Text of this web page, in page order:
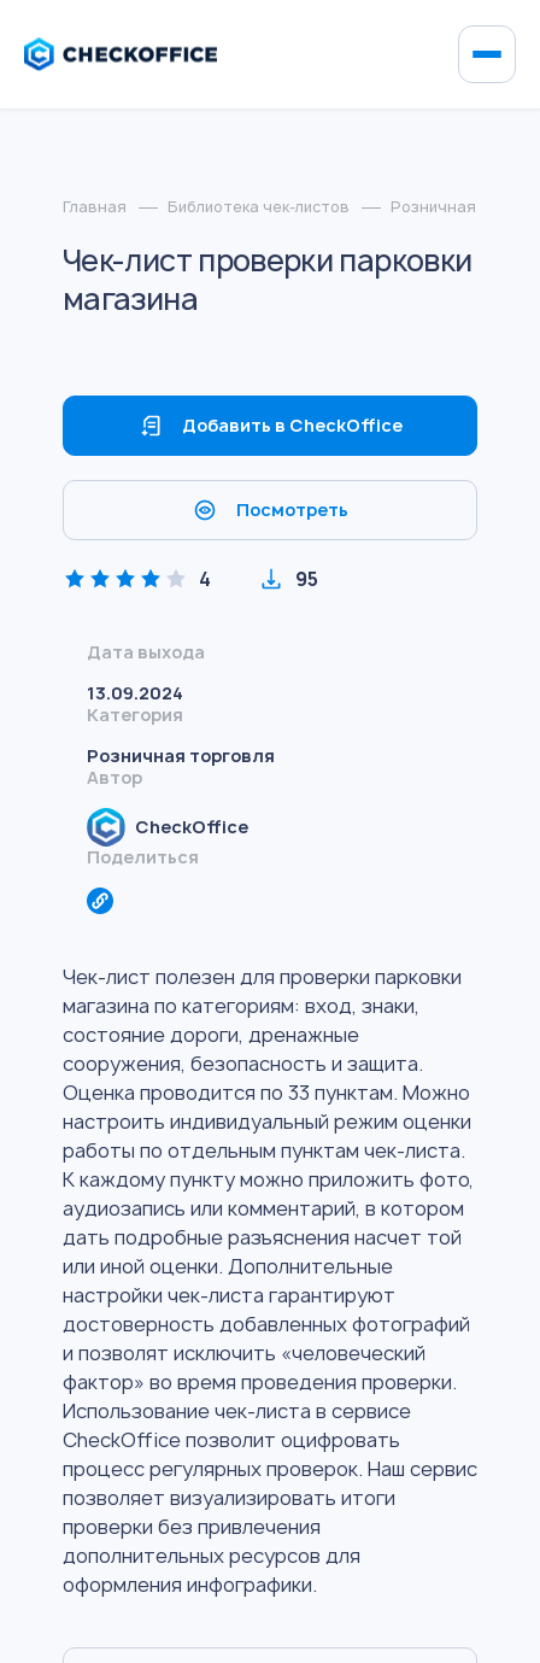
Главная Библиотека чек-листов Розничная
Чек-лист проверки парковки
магазина
Добавить в CheckOffice
Посмотреть
4 95
Дата выхода
13.09.2024
Категория
Розничная торговля
Автор
CheckOffice
Поделиться
Чек-лист полезен для проверки парковки
магазина по категориям: вход, знаки,
состояние дороги, дренажные
сооружения, безопасность и защита.
Оценка проводится по 33 пунктам. Можно
настроить индивидуальный режим оценки
работы по отдельным пунктам чек-листа.
К каждому пункту можно приложить фото,
аудиозапись или комментарий, в котором
дать подробные разъяснения насчет той
или иной оценки. Дополнительные
настройки чек-листа гарантируют
достоверность добавленных фотографий
и позволят исключить «человеческий
фактор» во время проведения проверки.
Использование чек-листа в сервисе
CheckOffice позволит оцифровать
процесс регулярных проверок. Наш сервис
позволяет визуализировать итоги
проверки без привлечения
дополнительных ресурсов для
оформления инфографики.